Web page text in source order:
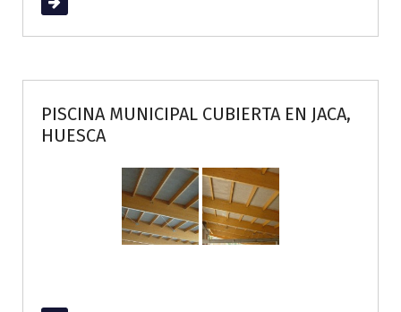
PISCINA MUNICIPAL CUBIERTA EN JACA,
HUESCA